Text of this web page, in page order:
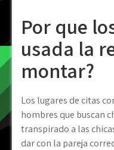
Por que
usada la
montar?
Los lugares de citas
hombres que buscan
transpirado a las
dar con la pareja